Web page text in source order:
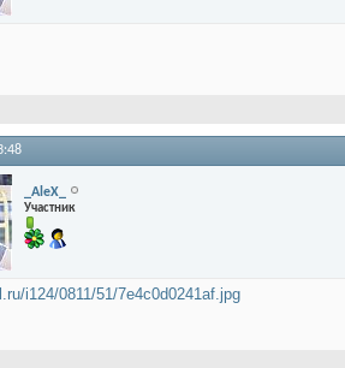
_AleX_
Участник
i124/0811/51/7e4c0d0241af.jpg